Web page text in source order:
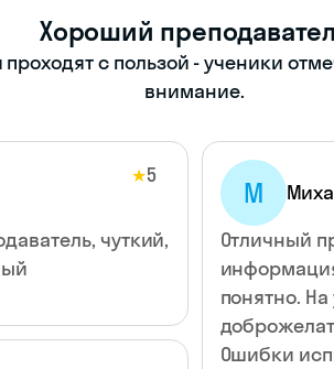
Хороший
проходят с пользой - ученики
внимание.
★5
чуткий,
М
Отличный
понятно. На
Ошибки